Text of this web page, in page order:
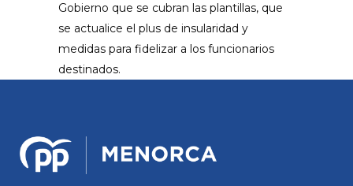
Gobierno que se cubran las plantillas, que
se actualice el plus de insularidad y
medidas para fidelizar a los funcionarios
destinados.